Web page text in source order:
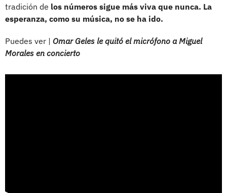
tradición de los números sigue más viva que nunca. La
esperanza, como su música, no se ha ido.
Puedes ver | Omar Geles le quitó el micrófono a Miguel
Morales en concierto